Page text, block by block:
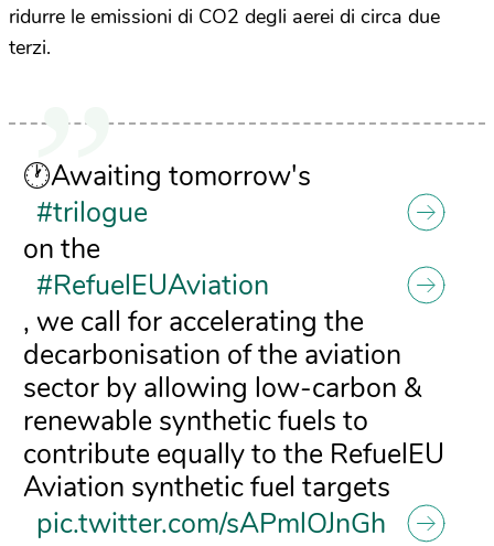
ridurre le emissioni di CO2 degli aerei di circa due
terzi.
🕐Awaiting tomorrow's
#trilogue
on the
#RefuelEUAviation
, we call for accelerating the
decarbonisation of the aviation
sector by allowing low-carbon &
renewable synthetic fuels to
contribute equally to the RefuelEU
Aviation synthetic fuel targets
pic.twitter.com/sAPmlOJnGh